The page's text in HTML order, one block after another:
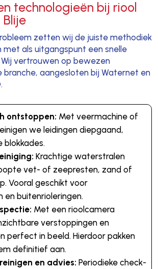
technologieën bij riool
zetten wij de juiste methodiek
met als uitgangspunt een snelle
Wij vertrouwen op bewezen
branche, aangesloten bij Waternet en
ontstoppen: Met veermachine of
we leidingen diepgaand,
blokkades.
Krachtige waterstralen
vet- of zeepresten, zand of
Vooral geschikt voor
buitenrioleringen.
Met een rioolcamera
verstoppingen en
perfect in beeld. Hierdoor pakken
definitief aan.
en advies: Periodieke check-